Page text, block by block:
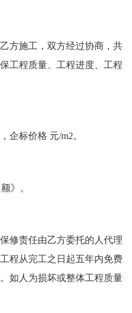
方施工，双方经过协商，共
工程质量、工程进度、工程
标价格 元/m2。
》。
修责任由乙方委托的人代理
程从完工之日起五年内免费
如人为损坏或整体工程质量